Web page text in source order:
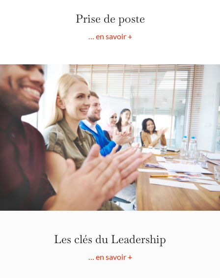
Prise de poste
… en savoir +
Les clés du Leadership
… en savoir +